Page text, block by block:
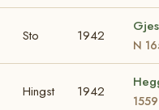
Sto 1942
N
Hingst 1942